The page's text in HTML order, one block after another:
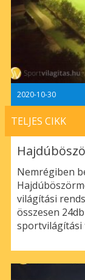
2020-10-30
TELJES CIKK
Nemrégiben
világítási
összesen
sportvilágítási